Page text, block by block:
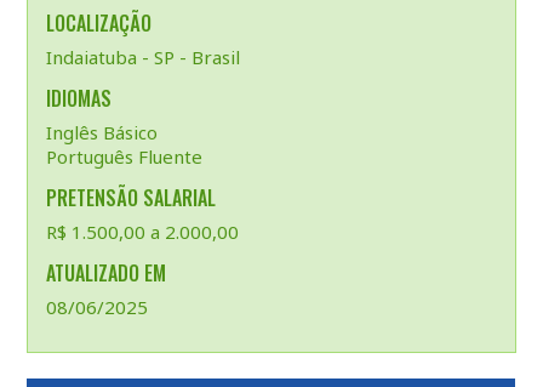
LOCALIZAÇÃO
Indaiatuba - SP - Brasil
IDIOMAS
Inglês Básico
Português Fluente
PRETENSÃO SALARIAL
R$ 1.500,00 a 2.000,00
ATUALIZADO EM
08/06/2025